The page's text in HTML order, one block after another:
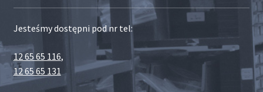
Jesteśmy dostępni pod nr tel:
12 65 65 116,
12 65 65 131